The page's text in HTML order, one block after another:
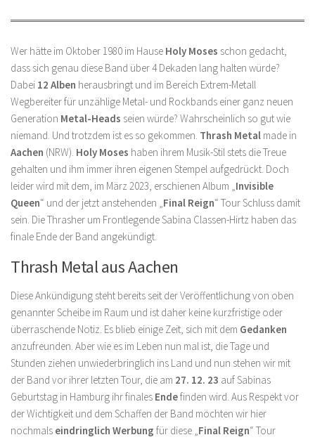
Wer hätte im Oktober 1980 im Hause Holy Moses schon gedacht,
dass sich genau diese Band über 4 Dekaden lang halten würde?
Dabei 12 Alben herausbringt und im Bereich Extrem-Metall
Wegbereiter für unzählige Metal- und Rockbands einer ganz neuen
Generation Metal-Heads seien würde? Wahrscheinlich so gut wie
niemand. Und trotzdem ist es so gekommen. Thrash Metal made in
Aachen (NRW). Holy Moses haben ihrem Musik-Stil stets die Treue
gehalten und ihm immer ihren eigenen Stempel aufgedrückt. Doch
leider wird mit dem, im März 2023, erschienen Album „Invisible
Queen“ und der jetzt anstehenden „Final Reign“ Tour Schluss damit
sein. Die Thrasher um Frontlegende Sabina Classen-Hirtz haben das
finale Ende der Band angekündigt.
Thrash Metal aus Aachen
Diese Ankündigung steht bereits seit der Veröffentlichung von oben
genannter Scheibe im Raum und ist daher keine kurzfristige oder
überraschende Notiz. Es blieb einige Zeit, sich mit dem Gedanken
anzufreunden. Aber wie es im Leben nun mal ist, die Tage und
Stunden ziehen unwiederbringlich ins Land und nun stehen wir mit
der Band vor ihrer letzten Tour, die am 27. 12. 23 auf Sabinas
Geburtstag in Hamburg ihr finales Endefinden wird. Aus Respekt vor
der Wichtigkeit und dem Schaffen der Band möchten wir hier
nochmals eindringlich Werbung für diese „Final Reign“ Tour